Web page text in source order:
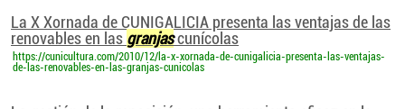
La X Xornada de CUNIGALICIA presenta las ventajas de las
renovables en las granjascunícolas
https://cunicultura.com/2010/12/la-x-xornada-de-cunigalicia-presenta-las-ventajas-
de-las-renovables-en-las-granjas-cunicolas